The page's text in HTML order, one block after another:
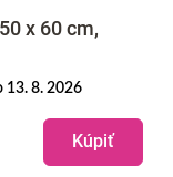
x 60 cm,
13. 8. 2026
Kúpiť